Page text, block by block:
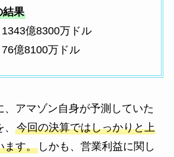
結果
億8300万ドル
億8100万ドル
、アマゾン自身が予測していた
今回の決算ではしっかりと上
ます。しかも、営業利益に関し